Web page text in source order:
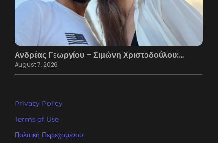
Ανδρέας Γεωργίου – Σιμώνη Χριστοδούλου:…
August 7, 2026
Privacy Policy
Terms of Use
Πολιτική Περιεχομένου